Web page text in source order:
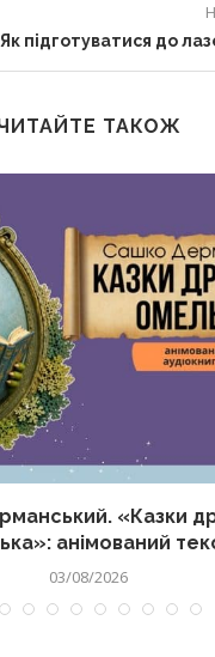
Як підготуватися до
ТАКОЖ
«Казки
анімований
03/08/2026